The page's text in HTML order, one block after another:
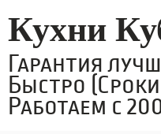
Кухни
Гарантия
Быстро
Работаем с